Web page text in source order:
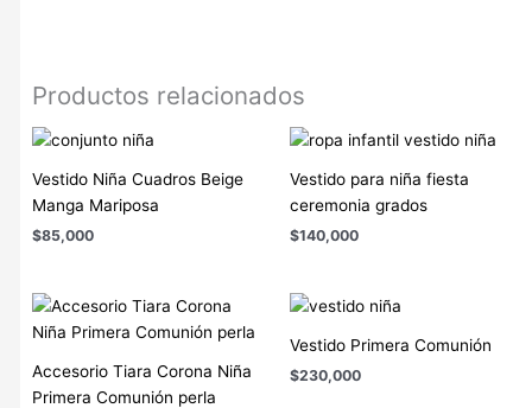
Productos relacionados
Vestido Niña Cuadros Beige
Manga Mariposa
$85,000
Vestido para niña fiesta
ceremonia grados
$140,000
Accesorio Tiara Corona Niña
Primera Comunión perla
Vestido Primera Comunión
$230,000